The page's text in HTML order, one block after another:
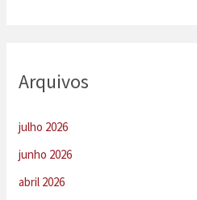
Arquivos
julho 2026
junho 2026
abril 2026